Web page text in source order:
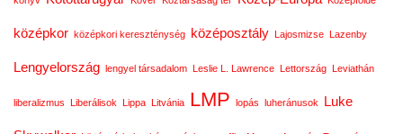
középkor középkori kereszténység középosztály Lajosmizse Lazenby
Lengyelország lengyel társadalom Leslie L. Lawrence Lettország Leviathán
liberalizmus Liberálisok Lippa Litvánia LMP lopás luheránusok Luke